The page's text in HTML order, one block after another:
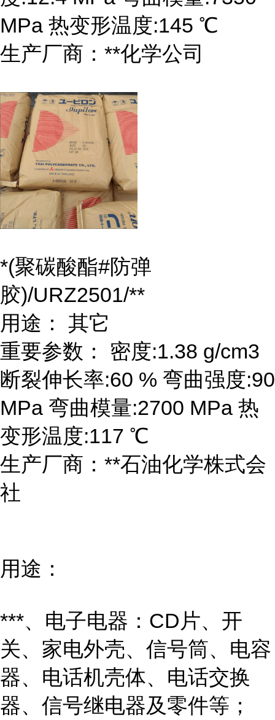
MPa 热变形温度:145 ℃
生产厂商：**化学公司
*(聚碳酸酯#防弹
胶)/URZ2501/**
用途： 其它
重要参数： 密度:1.38 g/cm3
断裂伸长率:60 % 弯曲强度:90
MPa 弯曲模量:2700 MPa 热
变形温度:117 ℃
生产厂商：**石油化学株式会
社
用途：
***、电子电器：CD片、开
关、家电外壳、信号筒、电容
器、电话机壳体、电话交换
器、信号继电器及零件等；